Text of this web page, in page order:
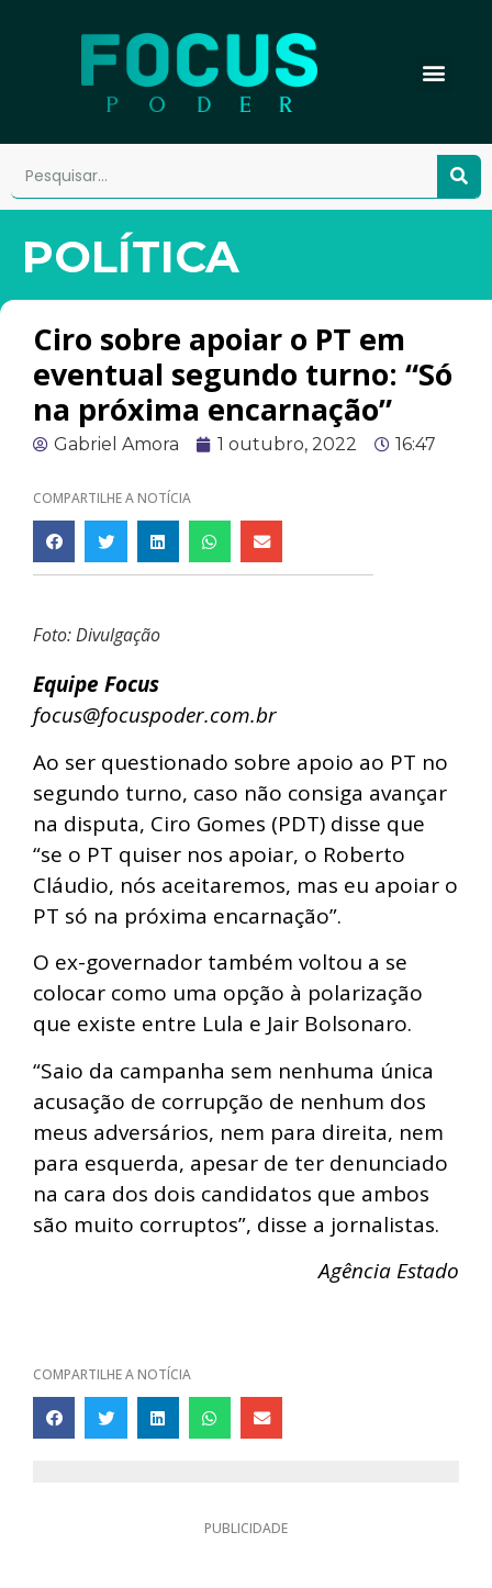
POLÍTICA
Ciro sobre apoiar o PT em
eventual segundo turno: “Só
na próxima encarnação”
Gabriel Amora 1 outubro, 2022 16:47
COMPARTILHE A NOTÍCIA
Foto: Divulgação
Equipe Focus
focus@focuspoder.com.br
Ao ser questionado sobre apoio ao PT no
segundo turno, caso não consiga avançar
na disputa, Ciro Gomes (PDT) disse que
“se o PT quiser nos apoiar, o Roberto
Cláudio, nós aceitaremos, mas eu apoiar o
PT só na próxima encarnação”.
O ex-governador também voltou a se
colocar como uma opção à polarização
que existe entre Lula e Jair Bolsonaro.
“Saio da campanha sem nenhuma única
acusação de corrupção de nenhum dos
meus adversários, nem para direita, nem
para esquerda, apesar de ter denunciado
na cara dos dois candidatos que ambos
são muito corruptos”, disse a jornalistas.
Agência Estado
COMPARTILHE A NOTÍCIA
PUBLICIDADE